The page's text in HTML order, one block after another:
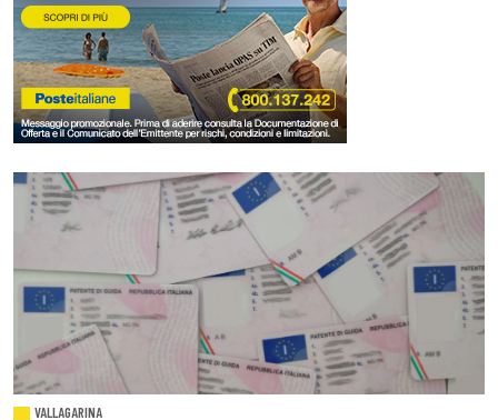
VALLAGARINA